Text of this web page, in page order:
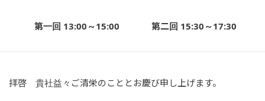
第一回 13:00～15:00 第二回 15:30～17:30
拝啓 貴社益々ご清栄のこととお慶び申し上げます。